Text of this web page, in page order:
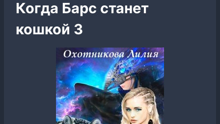
Когда Барс станет
кошкой 3